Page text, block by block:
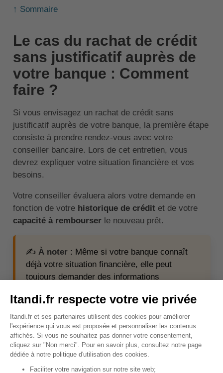
↑ Sommaire
Le cas du rachat de crédit
sans justificatif auprès de
votre banque : Comment
faire ?
Si vous envisagez un rachat de crédit sans
justificatif auprès de votre banque, la première étape
consiste à prendre rendez-vous avec votre
conseiller bancaire. Lors de cet entretien, vous
devrez expliquer votre situation financière et vos
besoins.
Votre conseiller évaluera alors votre demande en
fonction de votre historique de créditet de votre
capacité à rembourserle nouveau prêt.
✍️ À noter: Même si votre banque connaît
déjà votre situation financière, elle peut
toujours demander des informations
vouloir connaître l'usage que vous comptez
faire des fonds obtenus par le rachat de crédit
ou même votre contrat de travail.